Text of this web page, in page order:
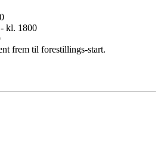
kl. 1800
frem til forestillings-start.